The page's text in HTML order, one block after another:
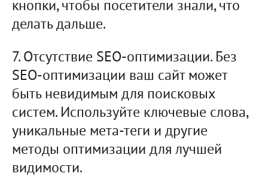
кнопки, чтобы посетители знали, что
делать дальше.
7. Отсутствие SEO-оптимизации. Без
SEO-оптимизации ваш сайт может
быть невидимым для поисковых
систем. Используйте ключевые слова,
уникальные мета-теги и другие
методы оптимизации для лучшей
видимости.